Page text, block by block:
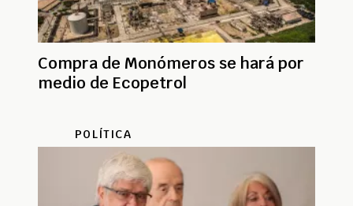
Compra de Monómeros se hará por
medio de Ecopetrol
POLÍTICA